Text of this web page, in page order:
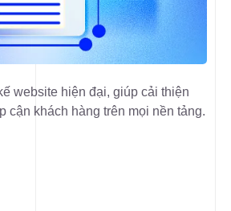
website hiện đại, giúp cải thiện
cận khách hàng trên mọi nền tảng.